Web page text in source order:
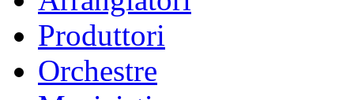
Produttori
Orchestre